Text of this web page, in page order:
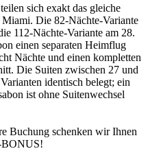
sich exakt das gleiche
Miami. Die 82-Nächte-Variante
112-Nächte-Variante am 28.
einen separaten Heimflug
Nächte und einen kompletten
Die Suiten zwischen 27 und
identisch belegt; ein
ist ohne Suitenwechsel
Buchung schenken wir Ihnen
BONUS!